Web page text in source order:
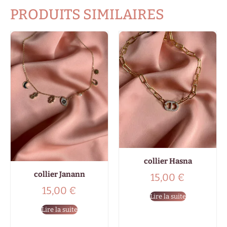
PRODUITS SIMILAIRES
collier Janann
15,00 €
Lire la suite
collier Hasna
15,00 €
Lire la suite